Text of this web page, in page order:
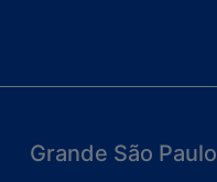
Grande São Paulo